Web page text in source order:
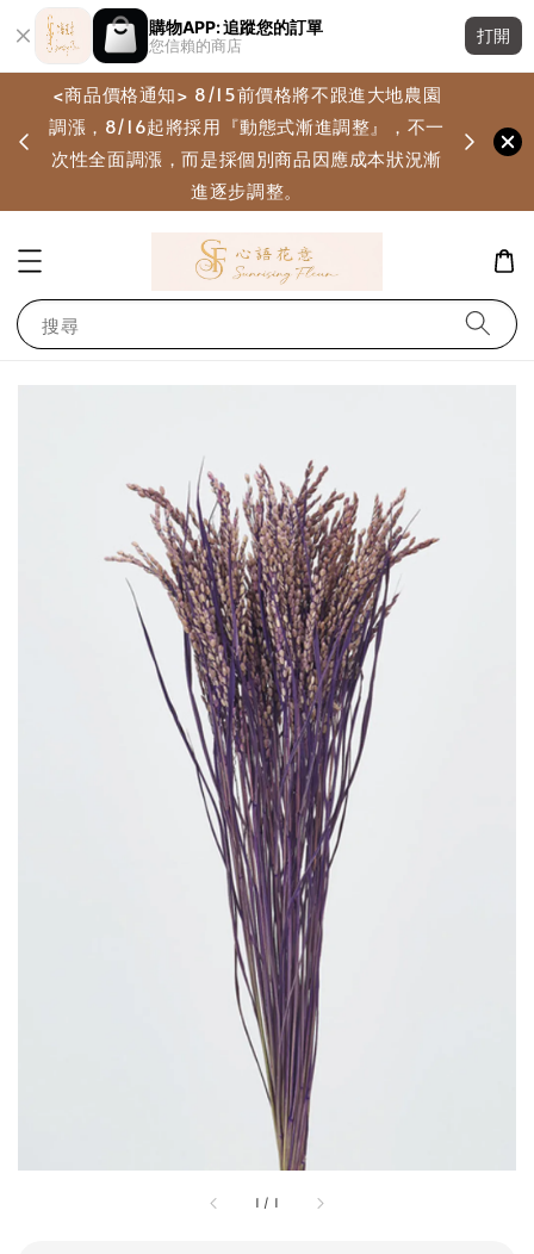
購物APP: 追蹤您的訂單
您信賴的商店
打開
<商品價格通知> 8/15前價格將不跟進大地農園
調漲，8/16起將採用『動態式漸進調整』，不一
次性全面調漲，而是採個別商品因應成本狀況漸
進逐步調整。
搜尋
1 / 1